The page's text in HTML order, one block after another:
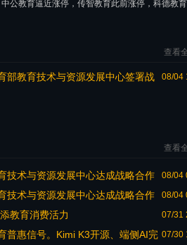
公教育逼近涨停，传智教育此前涨停，科德教
查看
08/04
部教育技术与资源发展中心签署战
查看
08/04
技术与资源发展中心达成战略合作
08/04
技术与资源发展中心达成战略合作
07/31
教育消费活力
07/30
普惠信号。Kimi K3开源、端侧AI完